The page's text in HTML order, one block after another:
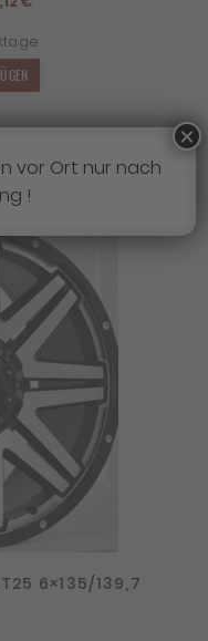
€
ist:
6×135/139,7
vor Ort nur nach
!
×